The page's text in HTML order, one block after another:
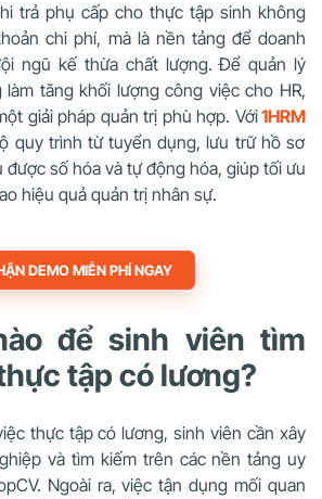
trả phụ cấp cho thực tập sinh không
chi phí, mà là nền tảng để doanh
ngũ kế thừa chất lượng. Để quản lý
tăng khối lượng công việc cho HR,
giải pháp quản trị phù hợp. Với1HRM
quy trình từ tuyển dụng, lưu trữ hồ sơ
số hóa và tự động hóa, giúp tối ưu
hiệu quả quản trị nhân sự.
DEMO MIỄN PHÍ NGAY
để sinh viên tìm
tập có lương?
thực tập có lương, sinh viên cần xây
và tìm kiếm trên các nền tảng uy
Ngoài ra, việc tận dụng mối quan